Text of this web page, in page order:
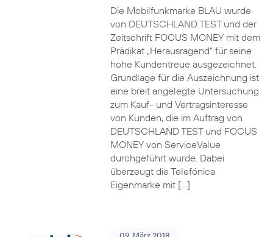
Die Mobilfunkmarke BLAU wurde
von DEUTSCHLAND TEST und der
Zeitschrift FOCUS MONEY mit dem
Prädikat „Herausragend“ für seine
hohe Kundentreue ausgezeichnet.
Grundlage für die Auszeichnung ist
eine breit angelegte Untersuchung
zum Kauf- und Vertragsinteresse
von Kunden, die im Auftrag von
DEUTSCHLAND TEST und FOCUS
MONEY von ServiceValue
durchgeführt wurde. Dabei
überzeugt die Telefónica
Eigenmarke mit […]